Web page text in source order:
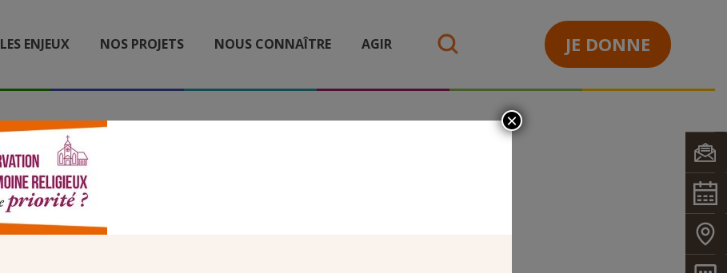
LES ENJEUX NOS PROJETS NOUS CONNAÎTRE AGIR JE DONNE
SLIDER_665X318
×